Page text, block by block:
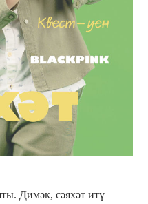
Димәк, сәяхәт итү